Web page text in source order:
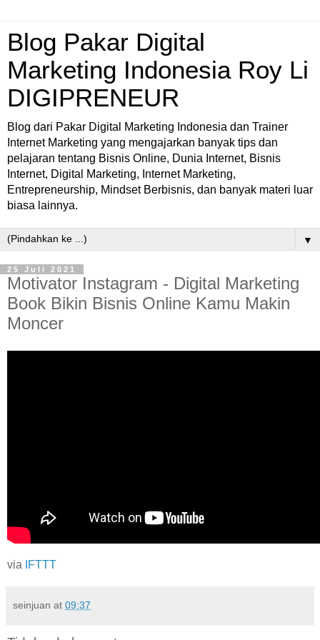
Blog Pakar Digital
Marketing Indonesia Roy Li
DIGIPRENEUR
Blog dari Pakar Digital Marketing Indonesia dan Trainer
Internet Marketing yang mengajarkan banyak tips dan
pelajaran tentang Bisnis Online, Dunia Internet, Bisnis
Internet, Digital Marketing, Internet Marketing,
Entrepreneurship, Mindset Berbisnis, dan banyak materi luar
biasa lainnya.
▼
25 Juli 2021
Motivator Instagram - Digital Marketing
Book Bikin Bisnis Online Kamu Makin
Moncer
via IFTTT
seinjuan at 09:37